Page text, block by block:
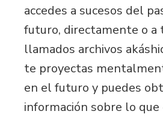
accedes a sucesos del
futuro, directamente o a
llamados archivos
te proyectas
en el futuro y puedes
información sobre lo que